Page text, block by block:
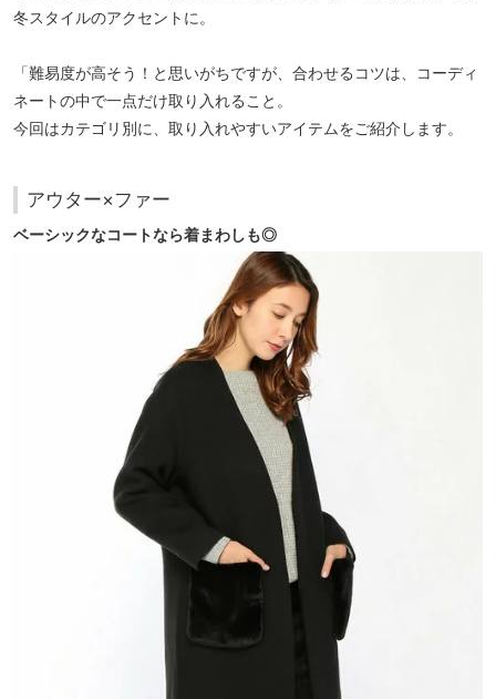
冬スタイルのアクセントに。
「難易度が高そう！と思いがちですが、合わせるコツは、コーディ
ネートの中で一点だけ取り入れること。
今回はカテゴリ別に、取り入れやすいアイテムをご紹介します。
アウター×ファー
ベーシックなコートなら着まわしも◎